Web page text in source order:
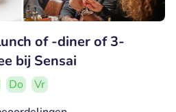
of -diner of 3-
bij Sensai
Do
Vr